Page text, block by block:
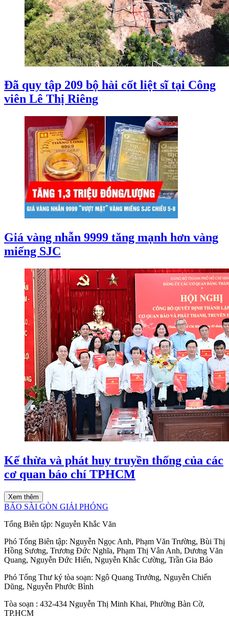
Đã quy tập 209 bộ hài cốt liệt sĩ tại Công
viên Lê Thị Riêng
Giá vàng nhẫn 9999 tăng mạnh hơn vàng
miếng SJC
Kế thừa và phát huy truyền thống của các
cơ quan báo chí TPHCM
Xem thêm
BÁO SÀI GÒN GIẢI PHÓNG
Tổng Biên tập: Nguyễn Khắc Văn
Phó Tổng Biên tập: Nguyễn Ngọc Anh, Phạm Văn Trường, Bùi Thị
Hồng Sương, Trương Đức Nghĩa, Phạm Thị Vân Anh, Dương Văn
Quang, Nguyễn Đức Hiển, Nguyễn Khắc Cường, Trần Gia Bảo
Phó Tổng Thư ký tòa soạn: Ngô Quang Trưởng, Nguyễn Chiến
Dũng, Nguyễn Phước Bình
Tòa soạn : 432-434 Nguyễn Thị Minh Khai, Phường Bàn Cờ,
TP.HCM